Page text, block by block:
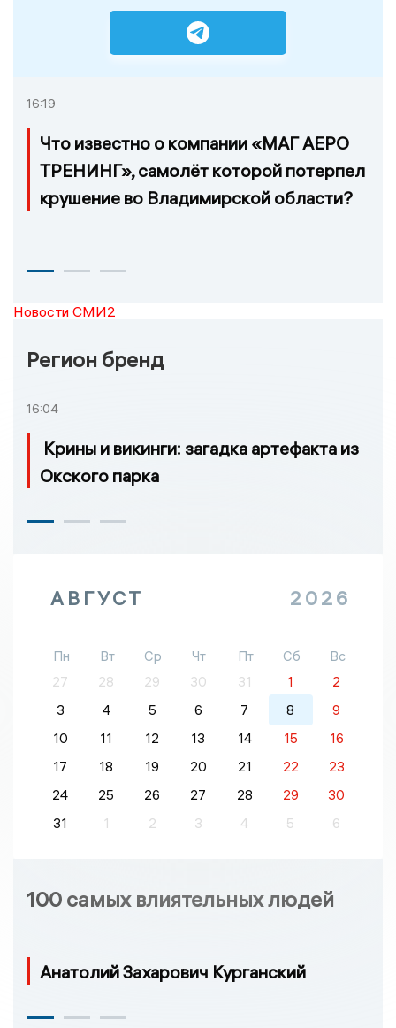
16:19
Что известно о компании «МАГ АЕРО
ТРЕНИНГ», самолёт которой потерпел
крушение во Владимирской области?
Новости СМИ2
Регион бренд
16:04
Крины и викинги: загадка артефакта из
Окского парка
АВГУСТ 2026
Пн Вт Ср Чт Пт Сб
Вс
27
28 29 30 31 1
2
3
4 5 6 7 8
9
10
11 12 13 14 15
16
17
18 19 20 21 22
23
24
25 26 27 28 29
30
31
1 2 3 4 5 6
100 самых влиятельных людей
Анатолий Захарович Курганский